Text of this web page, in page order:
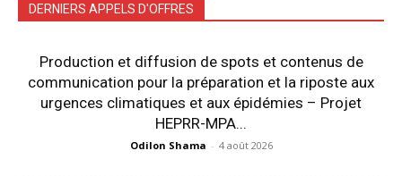
DERNIERS APPELS D'OFFRES
Production et diffusion de spots et contenus de
communication pour la préparation et la riposte aux
urgences climatiques et aux épidémies – Projet
HEPRR-MPA...
Odilon Shama - 4 août 2026